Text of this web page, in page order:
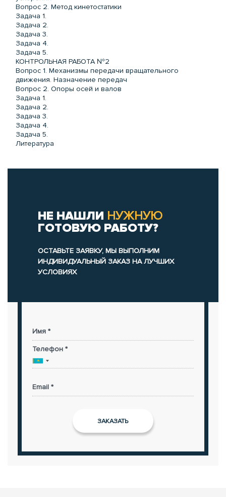
Вопрос 2. Метод кинетостатики
Задача 1.
Задача 2.
Задача 3.
Задача 4.
Задача 5.
КОНТРОЛЬНАЯ РАБОТА №2
Вопрос 1. Механизмы передачи вращательного
движения. Назначение передач
Вопрос 2. Опоры осей и валов
Задача 1.
Задача 2.
Задача 3.
Задача 4.
Задача 5.
Литература
НЕ НАШЛИ НУЖНУЮ
ГОТОВУЮ РАБОТУ?
ОСТАВЬТЕ ЗАЯВКУ, МЫ ВЫПОЛНИМ
ИНДИВИДУАЛЬНЫЙ ЗАКАЗ НА ЛУЧШИХ
УСЛОВИЯХ
Имя *
Телефон *
Email *